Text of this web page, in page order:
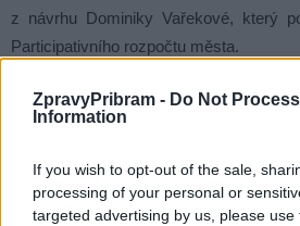
ZpravyPribram - Do Not
Information
If you wish to opt-out of the sale,
processing of your personal or
targeted advertising by us, please
z návrhu Dominiky Vařekové, který
Participativního rozpočtu města.
Areál nového psího parku bude večer
areál byl zpracován provozní řád, proto
se tímto řádem řídili,“dodává Zorka